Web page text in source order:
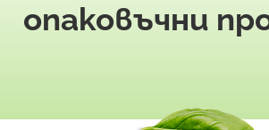
опаковъчни